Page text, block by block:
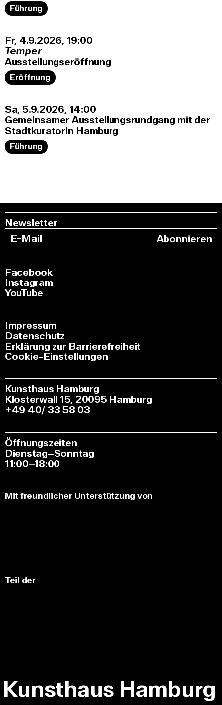
Führung
Fr, 4.9.2026 19:00
Temper
Ausstellungseröffnung
Eröffnung
Sa, 5.9.2026 14:00
Gemeinsamer Ausstellungsrundgang mit der
Stadtkuratorin Hamburg
Führung
Newsletter
Abonnieren
Facebook
Instagram
YouTube
Impressum
Datenschutz
Erklärung zur Barrierefreiheit
Cookie-Einstellungen
Kunsthaus Hamburg
Klosterwall 15, 20095 Hamburg
+49 40/ 33 58 03
Öffnungszeiten
Dienstag–Sonntag
11:00–18:00
Mit freundlicher Unterstützung von
Teil der
Kunsthaus Hamburg